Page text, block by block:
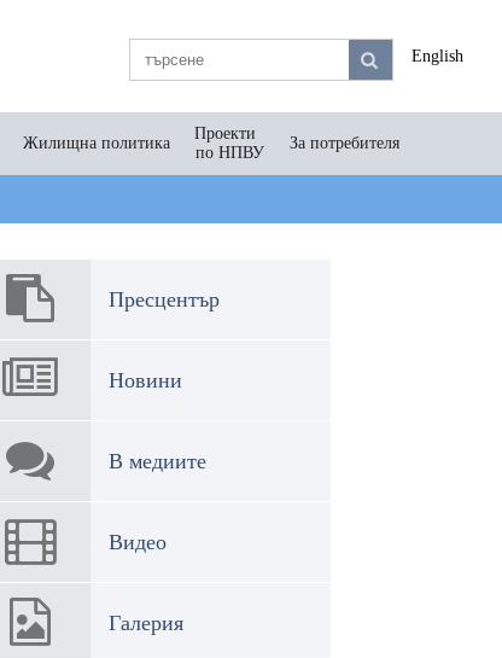
English
Жилищна политика
Проекти
по НПВУ
За потребителя
Пресцентър
Новини
В медиите
Видео
Галерия